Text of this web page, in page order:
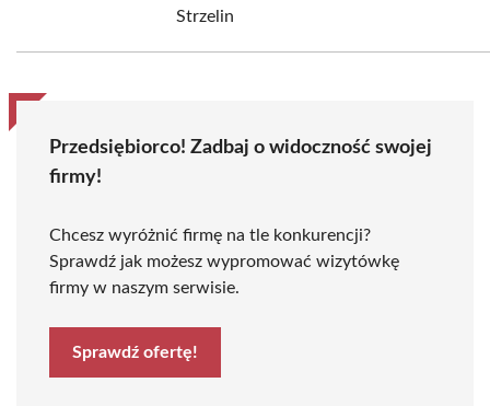
Strzelin
Przedsiębiorco! Zadbaj o widoczność swojej
firmy!
Chcesz wyróżnić firmę na tle konkurencji?
Sprawdź jak możesz wypromować wizytówkę
firmy w naszym serwisie.
Sprawdź ofertę!